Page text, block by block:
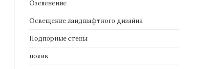
Озеленение
Освещение ландшафтного дизайна
Подпорные стены
полив